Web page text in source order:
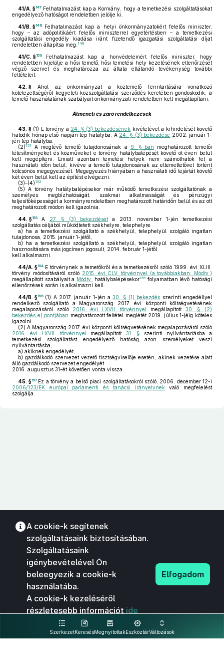
41/A. §147 Felhatalmazást kap a Kormány, hogy a temetkezési szolgáltatásokat
engedélyező hatóságot rendeletben jelölje ki.
41/B. §148
Felhatalmazást kap a helyi önkormányzatokért felelős miniszter,
hogy – az adópolitikáért felelős miniszterrel egyetértésben – a temetkezési
szolgáltatási engedély kiadása iránt fizetendő igazgatási szolgáltatási díjat
rendeletben állapítsa meg. 149
41/C. §150
Felhatalmazást kap a honvédelemért felelős miniszter, hogy
rendeletben kijelölje a hősi temető, hősi temetési hely kezelésének ellenőrzését
végző szervet és meghatározza az általa ellátandó tevékenység további
feltételeit.
42. § Ahol az önkormányzat a köztemető fenntartására vonatkozó
kötelezettségéről kegyeleti közszolgáltatási szerződés keretében gondoskodik, a
temető használatának szabályait önkormányzati rendeletben kell megállapítani.
Átmeneti és záró rendelkezések
43. § (1) E törvény a 24. § (3) bekezdésének kivételével a kihirdetését követő
hatodik hónap első napján lép hatályba. A 24. § (3) bekezdése 2002. január 1-
jén lép hatályba.
(2) 151 A meglévő temető tulajdonosának a 9. §-ban meghatározott temetői
létesítményeket és közműveket e törvény hatálybalépését követő öt éven belül
kell megépíteni. Emiatt azonban temetési helyek nem számolhatók fel a
használati időn belül, kivéve a temető tulajdonosának az eltemettetővel történt
kölcsönös megegyezését. Megegyezés hiányában a használati idő lejártát követő
két éven belül kell az építést elvégezni.
(3)–(4) 152
(5) A törvény hatálybalépésekor már működő temetkezési szolgáltatónak a
személyes megbízhatóságát, szakmai alkalmasságát és pénzügyi
teljesítőképességét a kormányrendeletben meghatározott határidőn belül és az ott
meghatározott módon kell igazolnia.
44. §153 A 27. § (3) bekezdését a 2013. november 1-jén temetkezési
szolgáltatás céljából működtetett székhelyre, telephelyre
a) ha a temetkezési szolgáltató a székhelyül, telephelyül szolgáló ingatlan
tulajdonosa, 2015. január 1-jétől,
b) ha a temetkezési szolgáltató a székhelyül, telephelyül szolgáló ingatlan
hasznosítására más jogcímen jogosult, 2014. február 1-jétől
kell alkalmazni.
44/A. §154 E törvénynek a temetőkről és a temetkezésről szóló 1999. évi XLIII.
törvény módosításáról szóló 2015. évi CLV. törvénnyel (a továbbiakban: Módtv.)
megállapított szabályait a Módtv. hatálybalépésekor155folyamatban lévő hatósági
ellenőrzések során is alkalmazni kell.
44/B. §156 (1) A 2017. január 1-jén a30. § (1) bekezdés szerinti engedéllyel
rendelkező szolgáltató a Magyarország 2017. évi központi költségvetésének
megalapozásáról szóló 2016. évi LXVII. törvénnyel megállapított 30. § (2)
bekezdés e) pontjában meghatározott feltétel meglétét 2019. július 1-jéig köteles
igazolni.
(2) A Magyarország 2017. évi központi költségvetésének megalapozásáról szóló
2016. évi LXVII. törvénnyel
megállapított 31. § szerinti nyilvántartásba a
temetkezési szolgáltatást engedélyező hatóság azon személyeket veszi
nyilvántartásba,
a) akiknek engedélyét,
b) gazdálkodó szervezet vezető tisztségviselője esetén, akinek vezetése alatt
álló gazdálkodó szervezet engedélyét
2016. augusztus 31-ét követően vonta vissza.
45. §157 Ez a törvény a belső piaci szolgáltatásokról szóló, 2006. december 12-i
2006/123/EK európai parlamenti és tanácsi irányelvnekvaló megfelelést
szolgálja.
SzerkezetKeresésMegnyitottakEszköztárVáltozások
A cookie-k segítenek
szolgáltatásaink biztosításában.
Szolgáltatásaink
igénybevételével Ön
beleegyezik a cookie-k
használatába.
A cookie-k kezeléséről
részletesebb információt ide
kattintva olvashat.
Elfogadom